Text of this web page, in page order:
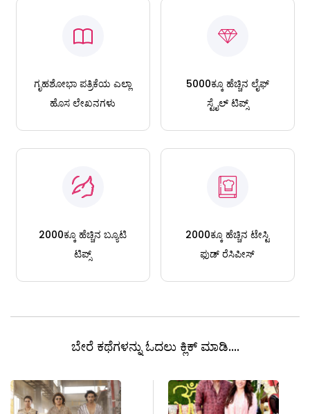
ಗೃಹಶೋಭಾ ಪತ್ರಿಕೆಯ ಎಲ್ಲಾ
ಹೊಸ ಲೇಖನಗಳು
5000ಕ್ಕೂ ಹೆಚ್ಚಿನ ಲೈಫ್
ಸ್ಟೈಲ್ ಟಿಪ್ಸ್
2000ಕ್ಕೂ ಹೆಚ್ಚಿನ ಬ್ಯೂಟಿ
ಟಿಪ್ಸ್
2000ಕ್ಕೂ ಹೆಚ್ಚಿನ ಟೇಸ್ಟಿ
ಫುಡ್ ರೆಸಿಪೀಸ್
ಬೇರೆ ಕಥೆಗಳನ್ನು ಓದಲು ಕ್ಲಿಕ್ ಮಾಡಿ....